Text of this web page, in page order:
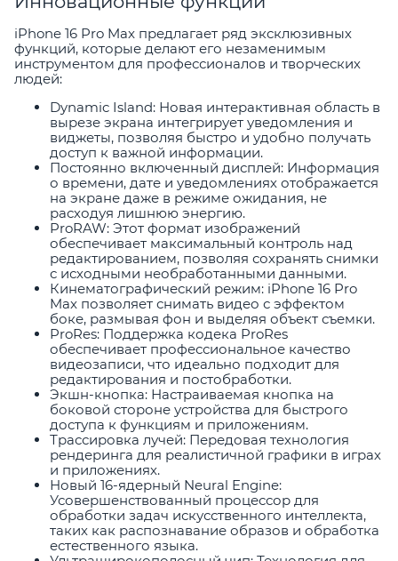
iPhone 16 Pro Max предлагает ряд эксклюзивных
функций, которые делают его незаменимым
инструментом для профессионалов и творческих
людей:
Dynamic Island: Новая интерактивная область в
вырезе экрана интегрирует уведомления и
виджеты, позволяя быстро и удобно получать
доступ к важной информации.
Постоянно включенный дисплей: Информация
о времени, дате и уведомлениях отображается
на экране даже в режиме ожидания, не
расходуя лишнюю энергию.
ProRAW: Этот формат изображений
обеспечивает максимальный контроль над
редактированием, позволяя сохранять снимки
с исходными необработанными данными.
Кинематографический режим: iPhone 16 Pro
Max позволяет снимать видео с эффектом
боке, размывая фон и выделяя объект съемки.
ProRes: Поддержка кодека ProRes
обеспечивает профессиональное качество
видеозаписи, что идеально подходит для
редактирования и постобработки.
Экшн-кнопка: Настраиваемая кнопка на
боковой стороне устройства для быстрого
доступа к функциям и приложениям.
Трассировка лучей: Передовая технология
рендеринга для реалистичной графики в играх
и приложениях.
Новый 16-ядерный Neural Engine:
Усовершенствованный процессор для
обработки задач искусственного интеллекта,
таких как распознавание образов и обработка
естественного языка.